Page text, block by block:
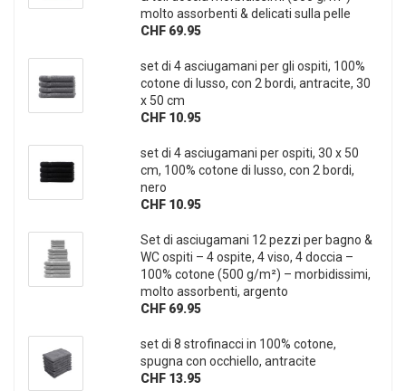
molto assorbenti & delicati sulla pelle
CHF 69.95
set di 4 asciugamani per gli ospiti, 100%
cotone di lusso, con 2 bordi, antracite, 30
x 50 cm
CHF 10.95
set di 4 asciugamani per ospiti, 30 x 50
cm, 100% cotone di lusso, con 2 bordi,
nero
CHF 10.95
Set di asciugamani 12 pezzi per bagno &
WC ospiti – 4 ospite, 4 viso, 4 doccia –
100% cotone (500 g/m²) – morbidissimi,
molto assorbenti, argento
CHF 69.95
set di 8 strofinacci in 100% cotone,
spugna con occhiello, antracite
CHF 13.95